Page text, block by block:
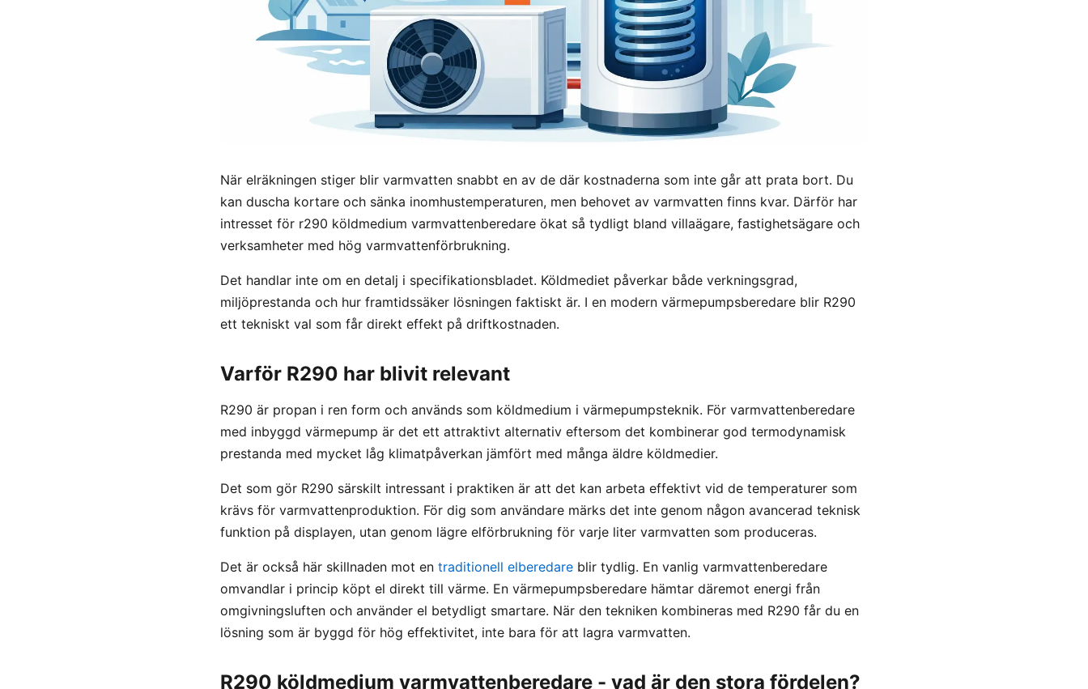
När elräkningen stiger blir varmvatten snabbt en av de där kostnaderna som inte går att prata bort. Du
kan duscha kortare och sänka inomhustemperaturen, men behovet av varmvatten finns kvar. Därför har
intresset för r290 köldmedium varmvattenberedare ökat så tydligt bland villaägare, fastighetsägare och
verksamheter med hög varmvattenförbrukning.
Det handlar inte om en detalj i specifikationsbladet. Köldmediet påverkar både verkningsgrad,
miljöprestanda och hur framtidssäker lösningen faktiskt är. I en modern värmepumpsberedare blir R290
ett tekniskt val som får direkt effekt på driftkostnaden.
Varför R290 har blivit relevant
R290 är propan i ren form och används som köldmedium i värmepumpsteknik. För varmvattenberedare
med inbyggd värmepump är det ett attraktivt alternativ eftersom det kombinerar god termodynamisk
prestanda med mycket låg klimatpåverkan jämfört med många äldre köldmedier.
Det som gör R290 särskilt intressant i praktiken är att det kan arbeta effektivt vid de temperaturer som
krävs för varmvattenproduktion. För dig som användare märks det inte genom någon avancerad teknisk
funktion på displayen, utan genom lägre elförbrukning för varje liter varmvatten som produceras.
Det är också här skillnaden mot en traditionell elberedare blir tydlig. En vanlig varmvattenberedare
omvandlar i princip köpt el direkt till värme. En värmepumpsberedare hämtar däremot energi från
omgivningsluften och använder el betydligt smartare. När den tekniken kombineras med R290 får du en
lösning som är byggd för hög effektivitet, inte bara för att lagra varmvatten.
R290 köldmedium varmvattenberedare - vad är den stora fördelen?